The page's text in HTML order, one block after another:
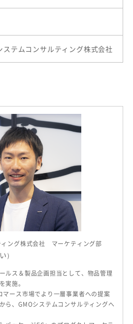
ステムコンサルティング株式会社
ィング株式会社 マーケティング部
）
ルス＆製品企画担当として、物品管理
実施。
マース市場でより一層事業者への提案
ら、GMOシステムコンサルティングへ